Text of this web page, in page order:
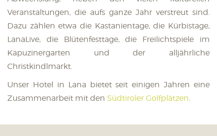
Veranstaltungen, die aufs ganze Jahr verstreut sind.
Dazu zählen etwa die Kastanientage, die Kürbistage,
LanaLive, die Blütenfesttage, die Freilichtspiele im
Kapuzinergarten und der alljährliche
Christkindlmarkt.
Unser Hotel in Lana bietet seit einigen Jahren eine
Zusammenarbeit mit den Südtiroler Golfplätzen